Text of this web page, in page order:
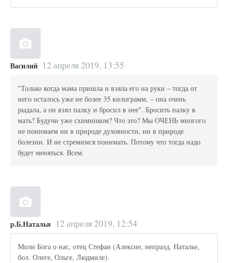
Василий 12 апреля 2019, 13:55
"Только когда мама пришла и взяла его на руки – тогда от
него осталось уже не более 35 килограмм, – она очень
рыдала, а он взял палку и бросил в нее". Бросить палку в
мать? Будучи уже схимником? Что это? Мы ОЧЕНЬ многого
не понимаем ни в природе духовности, ни в природе
болезни. И не стремимся понимать. Потому что тогда надо
будет меняться. Всем.
р.Б.Наталья 12 апреля 2019, 12:54
Моли Бога о нас, отец Стефан (Алексие, непразд. Наталье,
бол. Олеге, Ольге, Людмиле).